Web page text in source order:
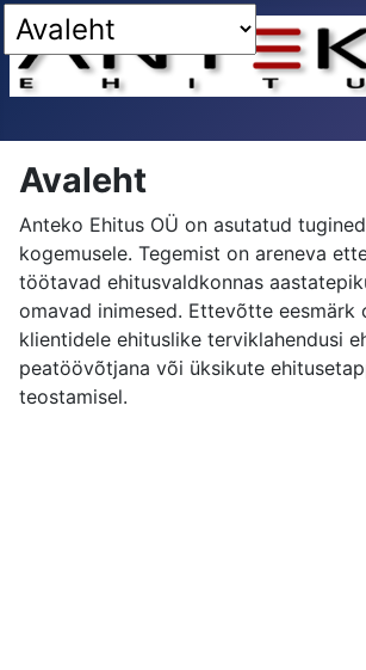
Avaleht
Anteko Ehitus OÜ on asutatud
kogemusele. Tegemist on areneva
töötavad ehitusvaldkonnas
omavad inimesed. Ettevõtte eesmärk
klientidele ehituslike terviklahendusi
peatöövõtjana või üksikute
teostamisel.